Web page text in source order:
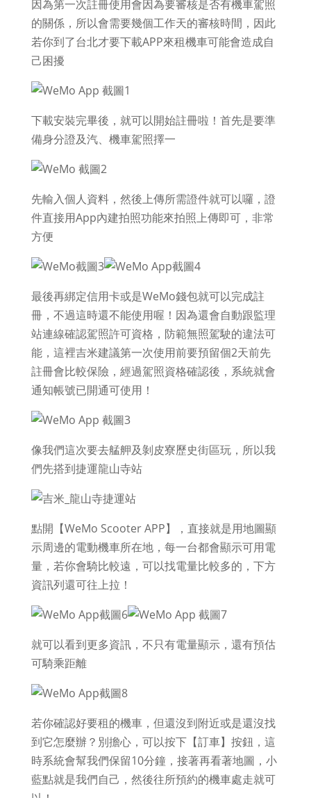
因為第一次註冊使用會因為要審核是否有機車駕照
的關係，所以會需要幾個工作天的審核時間，因此
若你到了台北才要下載APP來租機車可能會造成自
己困擾
下載安裝完畢後，就可以開始註冊啦！首先是要準
備身分證及汽、機車駕照擇一
先輸入個人資料，然後上傳所需證件就可以囉，證
件直接用App內建拍照功能來拍照上傳即可，非常
方便
最後再綁定信用卡或是WeMo錢包就可以完成註
冊，不過這時還不能使用喔！因為還會自動跟監理
站連線確認駕照許可資格，防範無照駕駛的違法可
能，這裡吉米建議第一次使用前要預留個2天前先
註冊會比較保險，經過駕照資格確認後，系統就會
通知帳號已開通可使用！
像我們這次要去艋舺及剝皮寮歷史街區玩，所以我
們先搭到捷運龍山寺站
點開【WeMo Scooter APP】，直接就是用地圖顯
示周邊的電動機車所在地，每一台都會顯示可用電
量，若你會騎比較遠，可以找電量比較多的，下方
資訊列還可往上拉！
就可以看到更多資訊，不只有電量顯示，還有預估
可騎乘距離
若你確認好要租的機車，但還沒到附近或是還沒找
到它怎麼辦？別擔心，可以按下【訂車】按鈕，這
時系統會幫我們保留10分鐘，接著再看著地圖，小
藍點就是我們自己，然後往所預約的機車處走就可